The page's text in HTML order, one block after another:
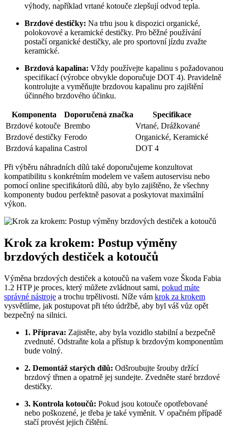
výhody, například vrtané kotouče zlepšují odvod tepla.
Brzdové destičky: Na trhu jsou k dispozici organické,
polokovové a keramické destičky. Pro běžné používání
postačí organické destičky, ale pro sportovní jízdu zvažte
keramické.
Brzdová kapalina: Vždy používejte kapalinu s požadovanou
specifikací (výrobce obvykle doporučuje DOT 4). Pravidelně
kontrolujte a vyměňujte brzdovou kapalinu pro zajištění
účinného brzdového účinku.
Komponenta Doporučená značka
Specifikace
Brzdové kotouče Brembo
Vrtané, Drážkované
Brzdové destičky Ferodo
Organické, Keramické
Brzdová kapalina Castrol DOT 4
Při výběru náhradních dílů také doporučujeme konzultovat
kompatibilitu s konkrétním modelem ve vašem autoservisu nebo
pomocí online specifikátorů dílů, aby bylo zajištěno, že všechny
komponenty budou perfektně pasovat a poskytovat maximální
výkon.
Krok za krokem: Postup výměny
brzdových destiček a kotoučů
Výměna brzdových destiček a kotoučů na vašem voze Škoda Fabia
1.2 HTP je proces, který můžete zvládnout sami, pokud máte
správné nástroje a trochu trpělivosti. Níže vám krok za krokem
vysvětlíme, jak postupovat při této údržbě, aby byl váš vůz opět
bezpečný na silnici.
1. Příprava: Zajistěte, aby byla vozidlo stabilní a bezpečně
zvednuté. Odstraňte kola a přístup k brzdovým komponentům
bude volný.
2. Demontáž starých dílů: Odšroubujte šrouby držící
brzdový třmen a opatrně jej sundejte. Zvedněte staré brzdové
destičky.
3. Kontrola kotoučů: Pokud jsou kotouče opotřebované
nebo poškozené, je třeba je také vyměnit. V opačném případě
stačí provést jejich čištění.